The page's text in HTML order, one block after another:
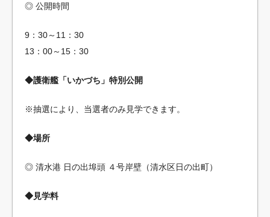
◎ 公開時間
9：30～11：30
13：00～15：30
◆護衛艦「いかづち」特別公開
※抽選により、当選者のみ見学できます。
◆場所
◎ 清水港 日の出埠頭 ４号岸壁（清水区日の出町）
◆見学料